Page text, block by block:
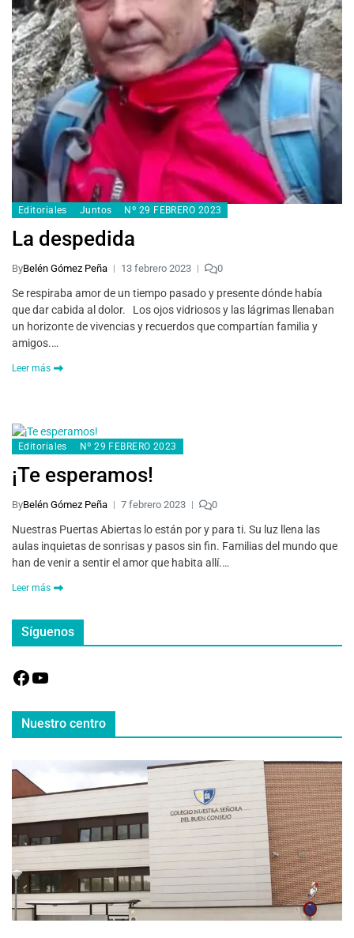
Editoriales Juntos Nº 29 FEBRERO 2023
La despedida
ByBelén Gómez Peña 13 febrero 2023 0
Se respiraba amor de un tiempo pasado y presente dónde había
que dar cabida al dolor. Los ojos vidriosos y las lágrimas llenaban
un horizonte de vivencias y recuerdos que compartían familia y
amigos.…
Leer más
Editoriales Nº 29 FEBRERO 2023
¡Te esperamos!
ByBelén Gómez Peña 7 febrero 2023 0
Nuestras Puertas Abiertas lo están por y para ti. Su luz llena las
aulas inquietas de sonrisas y pasos sin fin. Familias del mundo que
han de venir a sentir el amor que habita allí.…
Leer más
Síguenos
Nuestro centro